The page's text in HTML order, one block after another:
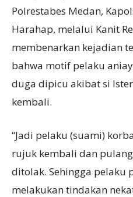
Polrestabes Medan,
Harahap, melalui Kanit
membenarkan kejadian
bahwa motif pelaku
duga dipicu akibat si
kembali.
“Jadi pelaku (suami)
rujuk kembali dan
ditolak. Sehingga pelaku
melakukan tindakan